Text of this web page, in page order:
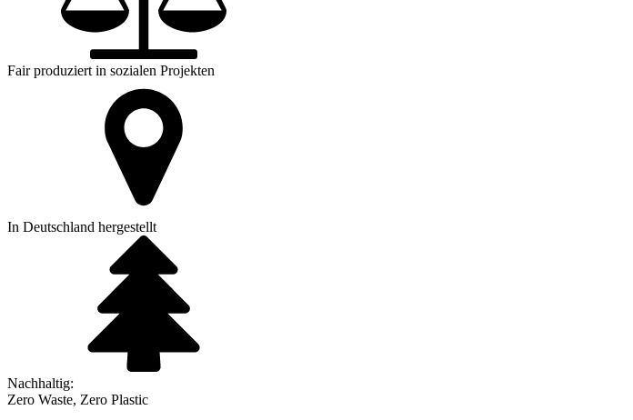
Fair produziert in sozialen Projekten
In Deutschland hergestellt
Nachhaltig:
Zero Waste, Zero Plastic